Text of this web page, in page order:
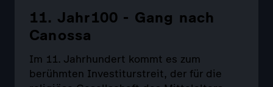
11. Jahr100 - Gang nach
Canossa
Im 11. Jahrhundert kommt es zum
berühmten Investiturstreit, der für die